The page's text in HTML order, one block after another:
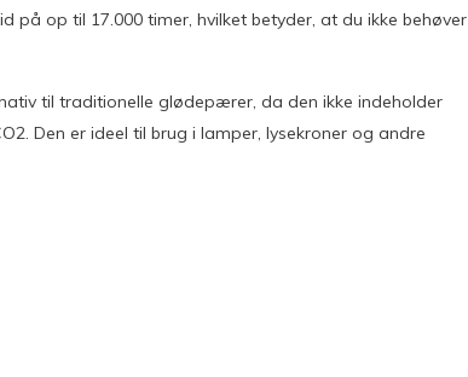
på op til 17.000 timer, hvilket betyder, at du ikke behøver
til traditionelle glødepærer, da den ikke indeholder
Den er ideel til brug i lamper, lysekroner og andre